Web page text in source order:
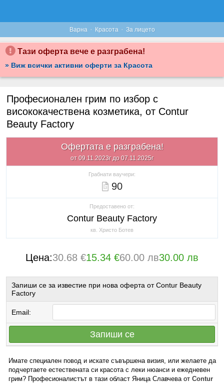
Варна · Красота · За лицето
Тази оферта вече е разграбена!
» Виж всички активни оферти за Красота
Професионален грим по избор с
висококачествена козметика, от Contur
Beauty Factory
Офертата е разграбена!
от 09.11.2023г до 07.11.2025г
Грабнати ваучери:
90
Предоставено от:
Contur Beauty Factory
кв. Христо Ботев
Цена:30.68 €15.34 €60.00 лв30.00 лв
Запиши се за известие при нова оферта от Contur Beauty
Factory
Email:
Запиши се
Имате специален повод и искате съвършена визия, или желаете да
подчертаете естествената си красота с леки нюанси и ежедневен
грим? Професионалистът в тази област Яница Славчева от Contur